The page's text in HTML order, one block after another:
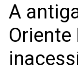
A
Oriente